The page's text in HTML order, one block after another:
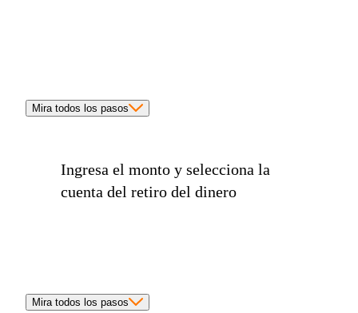
Mira todos los pasos
Ingresa el monto y selecciona la
cuenta del retiro del dinero
Mira todos los pasos